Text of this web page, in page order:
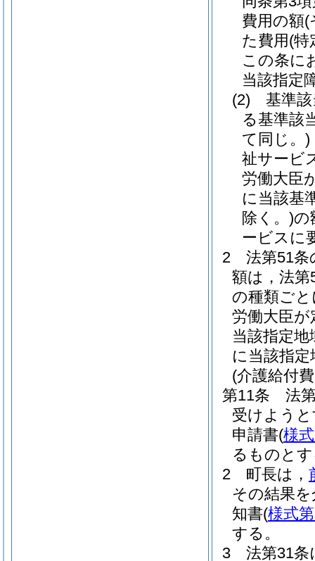
費用の額(
た費用 (特
この条に
当該指定
(2)
基準
る基準該
て同じ。)
祉サービ
労働大臣
に当該基
除く。)の
ービスに
2
法第51条
額は，法第
の種類ご
労働大臣
当該指定
に当該指
(介護給付
第11条
法
受けよう
申請書(様
るものと
2
町長は，
その結果
知書(様式
する。
3
法第31条